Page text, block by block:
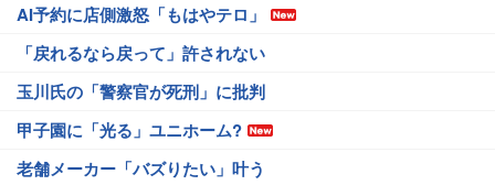
AI予約に店側激怒「もはやテロ」
「戻れるなら戻って」許されない
玉川氏の「警察官が死刑」に批判
甲子園に「光る」ユニホーム?
老舗メーカー「バズりたい」叶う